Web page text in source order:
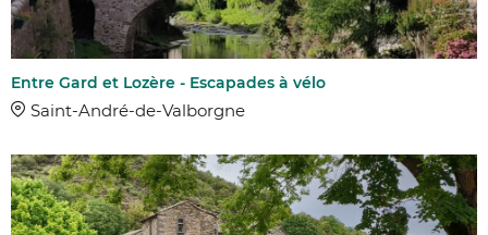
DIFFICULTÉ
Difficile
Très difficile
Entre Gard et Lozère - Escapades à vélo
Saint-André-de-Valborgne